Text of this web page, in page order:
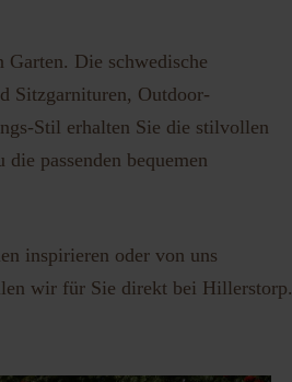
Die schwedische
Sitzgarnituren, Outdoor-
Stil erhalten Sie die stilvollen
passenden bequemen
inspirieren oder von uns
wir für Sie direkt bei Hillerstorp.